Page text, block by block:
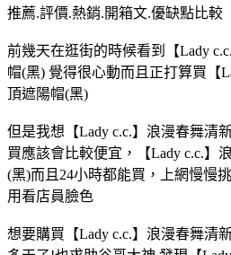
推薦.評價.熱銷.開箱文.優缺點比較
前幾天在逛街的時候看到【Lady
帽(黑) 覺得很心動而且正打算買【
頂遮陽帽(黑)
但是我想【Lady c.c.】浪漫春舞清
買應該會比較便宜，【Lady c.c.】
(黑)而且24小時都能買，上網慢慢
用看店員臉色
想要購買【Lady c.c.】浪漫春舞清